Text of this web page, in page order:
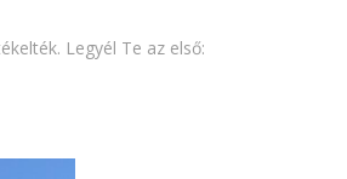
Legyél Te az első: